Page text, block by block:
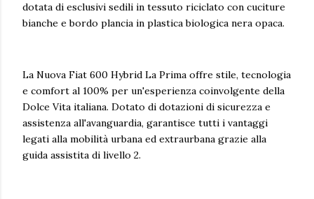
dotata di esclusivi sedili in tessuto riciclato con cuciture
bianche e bordo plancia in plastica biologica nera opaca.
La Nuova Fiat 600 Hybrid La Prima offre stile, tecnologia
e comfort al 100% per un'esperienza coinvolgente della
Dolce Vita italiana. Dotato di dotazioni di sicurezza e
assistenza all'avanguardia, garantisce tutti i vantaggi
legati alla mobilità urbana ed extraurbana grazie alla
guida assistita di livello 2.